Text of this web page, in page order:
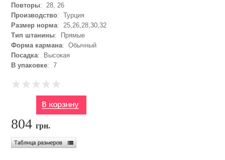
Повторы: 28, 26
Производство: Турция
Размер норма: 25,26,28,30,32
Тип штанины: Прямые
Форма кармана: Обычный
Посадка: Высокая
В упаковке: 7
804грн.